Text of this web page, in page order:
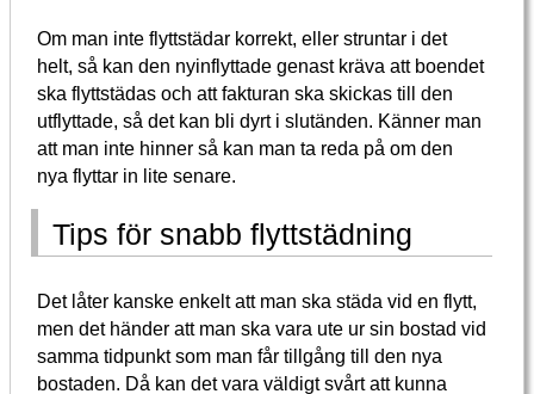
Om man inte flyttstädar korrekt, eller struntar i det
helt, så kan den nyinflyttade genast kräva att boendet
ska flyttstädas och att fakturan ska skickas till den
utflyttade, så det kan bli dyrt i slutänden. Känner man
att man inte hinner så kan man ta reda på om den
nya flyttar in lite senare.
Tips för snabb flyttstädning
Det låter kanske enkelt att man ska städa vid en flytt,
men det händer att man ska vara ute ur sin bostad vid
samma tidpunkt som man får tillgång till den nya
bostaden. Då kan det vara väldigt svårt att kunna